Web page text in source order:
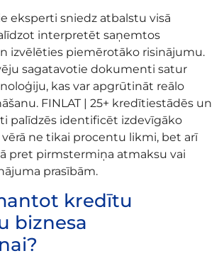
eksperti sniedz atbalstu visā
interpretēt saņemtos
izvēlēties piemērotāko risinājumu.
sagatavotie dokumenti satur
kas var apgrūtināt reālo
FINLAT | 25+ kredītiestādēs un
palīdzēs identificēt izdevīgāko
ne tikai procentu likmi, bet arī
pret pirmstermiņa atmaksu vai
prasībām.
kredītu
biznesa